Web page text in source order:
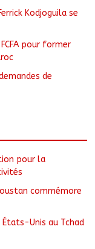
Kodjoguila se
pour former
de
pour la
commémore
États-Unis au Tchad